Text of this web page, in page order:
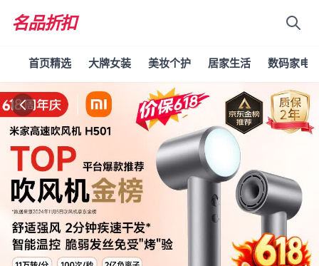
名品折扣
首页精选 大牌女装 美妆个护 居家生活 数码家电